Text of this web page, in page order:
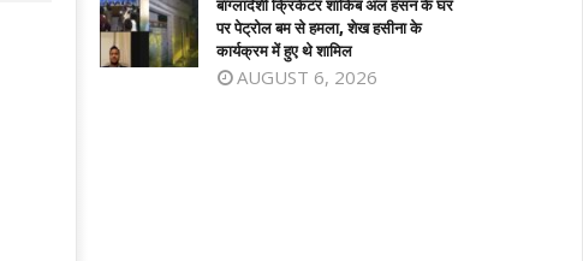
बांग्लादेशी क्रिकेटर शाकिब अल हसन के घर
पर पेट्रोल बम से हमला, शेख हसीना के
कार्यक्रम में हुए थे शामिल
AUGUST 6, 2026